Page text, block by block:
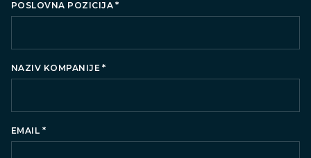
POSLOVNA POZICIJA *
NAZIV KOMPANIJE *
EMAIL *